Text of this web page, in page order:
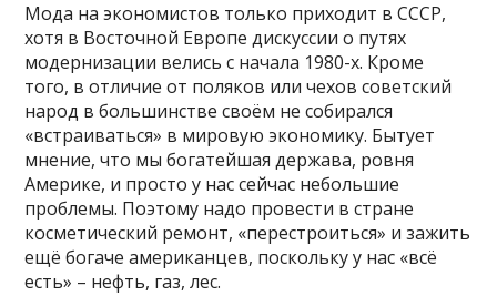
Мода на экономистов только приходит в СССР,
хотя в Восточной Европе дискуссии о путях
модернизации велись с начала 1980-х. Кроме
того, в отличие от поляков или чехов советский
народ в большинстве своём не собирался
«встраиваться» в мировую экономику. Бытует
мнение, что мы богатейшая держава, ровня
Америке, и просто у нас сейчас небольшие
проблемы. Поэтому надо провести в стране
косметический ремонт, «перестроиться» и зажить
ещё богаче американцев, поскольку у нас «всё
есть» – нефть, газ, лес.